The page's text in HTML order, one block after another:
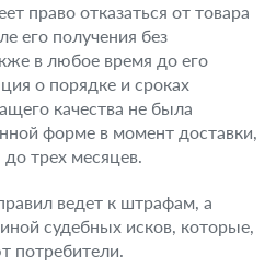
право отказаться от товара
его получения без
в любое время до его
о порядке и сроках
качества не была
форме в момент доставки,
до трех месяцев.
ведет к штрафам, а
судебных исков, которые,
потребители.